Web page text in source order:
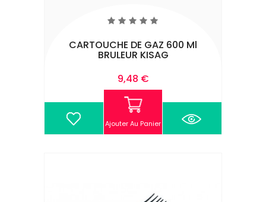
CARTOUCHE DE GAZ 600 Ml
BRULEUR KISAG
Prix
9,48 €
Ajouter Au Panier